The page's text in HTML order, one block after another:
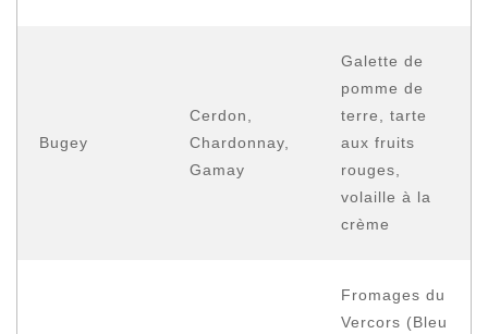
Bugey
Cerdon,
Chardonnay,
Gamay
Galette de
pomme de
terre, tarte
aux fruits
rouges,
volaille à la
crème
Fromages du
Vercors (Bleu